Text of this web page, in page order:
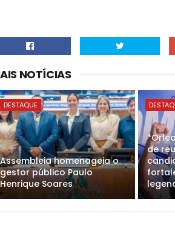
NOTÍCIAS
DESTAQUE
Assembleia homenageia o
gestor público Paulo
Henrique Soares
de